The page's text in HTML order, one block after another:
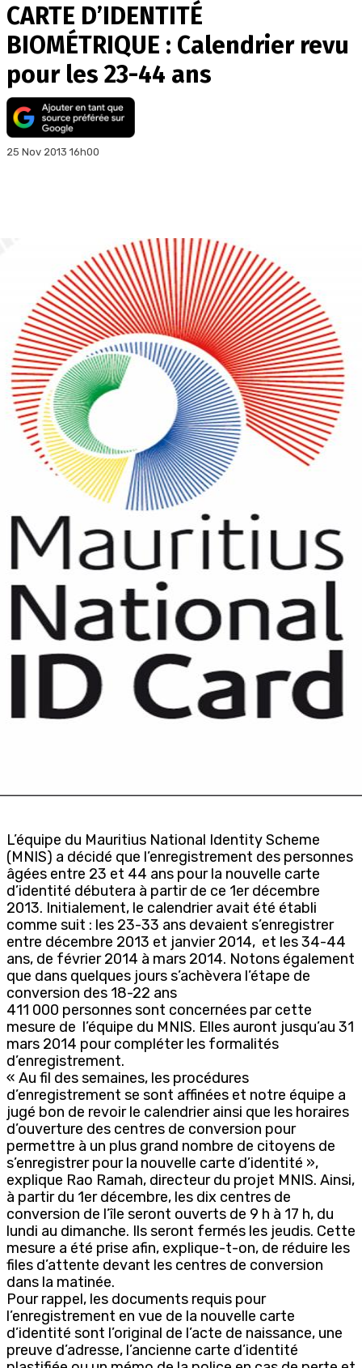
CARTE D’IDENTITÉ
BIOMÉTRIQUE : Calendrier revu
pour les 23-44 ans
25 Nov 2013 16h00
L’équipe du Mauritius National Identity Scheme
(MNIS) a décidé que l’enregistrement des personnes
âgées entre 23 et 44 ans pour la nouvelle carte
d’identité débutera à partir de ce 1er décembre
2013. Initialement, le calendrier avait été établi
comme suit : les 23-33 ans devaient s’enregistrer
entre décembre 2013 et janvier 2014, et les 34-44
ans, de février 2014 à mars 2014. Notons également
que dans quelques jours s’achèvera l’étape de
conversion des 18-22 ans
411 000 personnes sont concernées par cette
mesure de l’équipe du MNIS. Elles auront jusqu’au 31
mars 2014 pour compléter les formalités
d’enregistrement.
« Au fil des semaines, les procédures
d’enregistrement se sont affinées et notre équipe a
jugé bon de revoir le calendrier ainsi que les horaires
d’ouverture des centres de conversion pour
permettre à un plus grand nombre de citoyens de
s’enregistrer pour la nouvelle carte d’identité »,
explique Rao Ramah, directeur du projet MNIS. Ainsi,
à partir du 1er décembre, les dix centres de
conversion de l’île seront ouverts de 9 h à 17 h, du
lundi au dimanche. Ils seront fermés les jeudis. Cette
mesure a été prise afin, explique-t-on, de réduire les
files d’attente devant les centres de conversion
dans la matinée.
Pour rappel, les documents requis pour
l’enregistrement en vue de la nouvelle carte
d’identité sont l’original de l’acte de naissance, une
preuve d’adresse, l’ancienne carte d’identité